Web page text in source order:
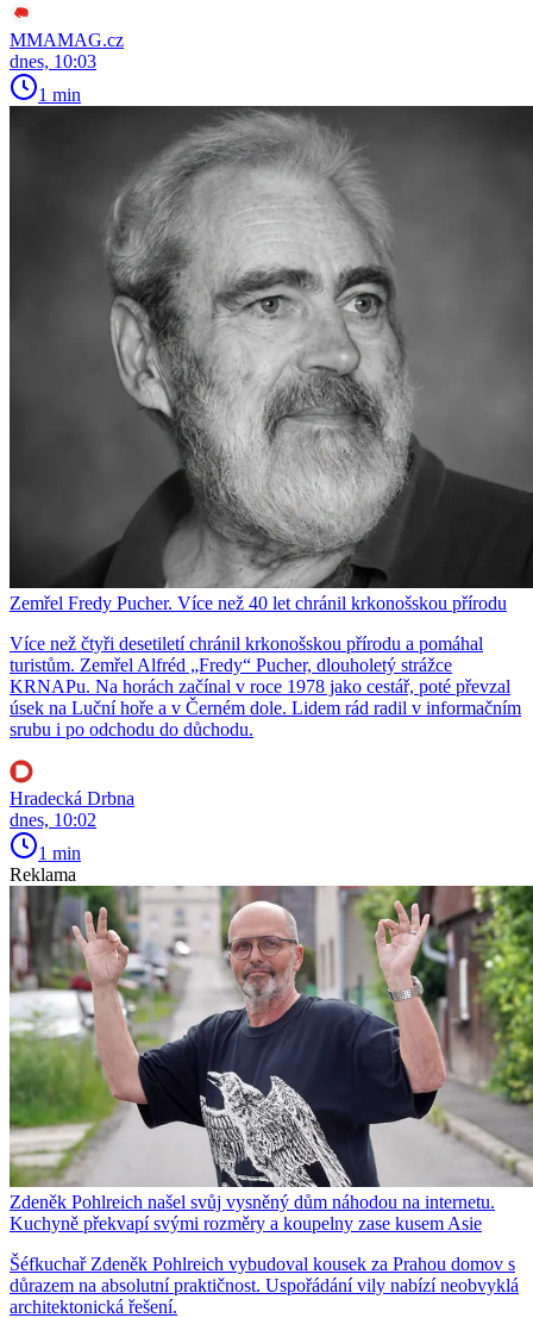
MMAMAG.cz
dnes, 10:03
1 min
Zemřel Fredy Pucher. Více než 40 let chránil krkonošskou přírodu
Více než čtyři desetiletí chránil krkonošskou přírodu a pomáhal
turistům. Zemřel Alfréd „Fredy“ Pucher, dlouholetý strážce
KRNAPu. Na horách začínal v roce 1978 jako cestář, poté převzal
úsek na Luční hoře a v Černém dole. Lidem rád radil v informačním
srubu i po odchodu do důchodu.
Hradecká Drbna
dnes, 10:02
1 min
Reklama
Zdeněk Pohlreich našel svůj vysněný dům náhodou na internetu.
Kuchyně překvapí svými rozměry a koupelny zase kusem Asie
Šéfkuchař Zdeněk Pohlreich vybudoval kousek za Prahou domov s
důrazem na absolutní praktičnost. Uspořádání vily nabízí neobvyklá
architektonická řešení.